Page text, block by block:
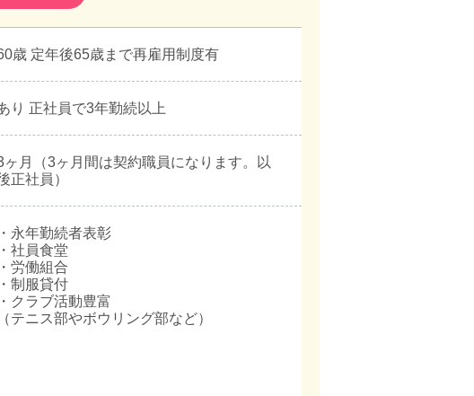
歳 定年後65歳まで再雇用制度有
り 正社員で3年勤続以上
ヶ月（3ヶ月間は契約職員になります。以
正社員）
・永年勤続者表彰
・社員食堂
・労働組合
・制服貸付
・クラブ活動豊富
（テニス部やボウリング部など）